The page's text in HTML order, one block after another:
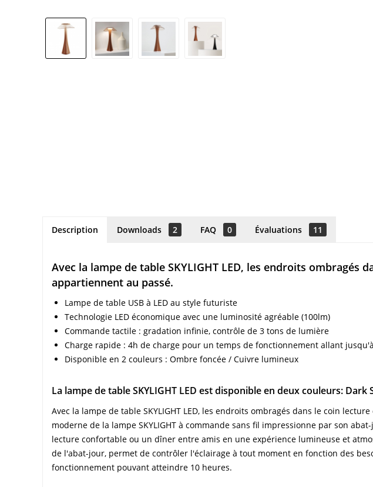
Description Downloads 2 FAQ 0 Évaluations 11
Avec la lampe de table SKYLIGHT LED, les endroits
appartiennent au passé.
Lampe de table USB à LED au style futuriste
Technologie LED économique avec une luminosité agréable (100lm)
Commande tactile : gradation infinie, contrôle de 3 tons de lumière
Charge rapide : 4h de charge pour un temps de fonctionnement allant
Disponible en 2 couleurs : Ombre foncée / Cuivre lumineux
La lampe de table SKYLIGHT LED est disponible en deux couleurs:
Avec la lampe de table SKYLIGHT LED, les endroits ombragés dans le coin
moderne de la lampe SKYLIGHT à commande sans fil impressionne par son
lecture confortable ou un dîner entre amis en une expérience lumineuse et
de l'abat-jour, permet de contrôler l'éclairage à tout moment en fonction des
fonctionnement pouvant atteindre 10 heures.